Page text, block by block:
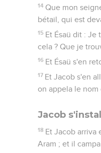
14 Que mon
bétail, qui est
15 Et Ésaü dit : Je
cela ? Que je
16 Et Ésaü s'en
17 Et Jacob s'en
on appela le nom
Jacob
18 Et Jacob arriva
Aram ; et il